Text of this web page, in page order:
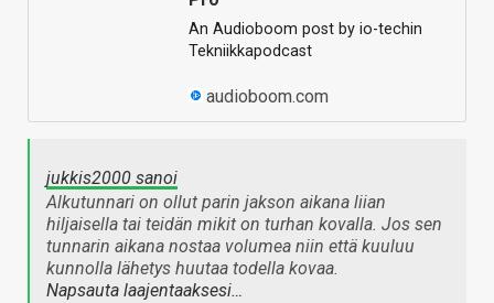
An Audioboom post by io-techin
Tekniikkapodcast
audioboom.com
jukkis2000 sanoi
Alkutunnari on ollut parin jakson aikana liian
hiljaisella tai teidän mikit on turhan kovalla. Jos sen
tunnarin aikana nostaa volumea niin että kuuluu
kunnolla lähetys huutaa todella kovaa.
Napsauta laajentaaksesi…